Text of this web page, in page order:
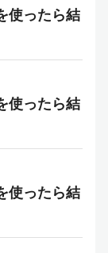
使ったら結
使ったら結
使ったら結